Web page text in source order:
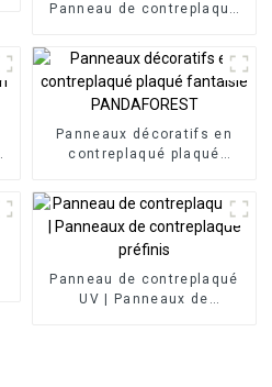
Panneau de contreplaqué
Panneaux décoratifs en
contreplaqué plaqué
Panneau de contreplaqué
UV | Panneaux de